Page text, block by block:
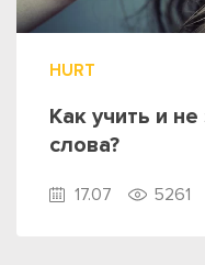
HURT
Как учить и
слова?
17.07 5261